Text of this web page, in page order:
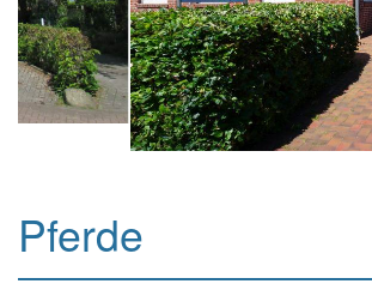
Großtierpraxis
Kontakt & Anfahrt
Pferde